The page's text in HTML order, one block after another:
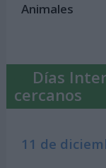
Animales
Días
cercanos
11 de